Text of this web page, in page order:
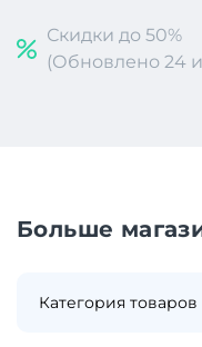
Скидки до 50%
(Обновлено 24
Больше